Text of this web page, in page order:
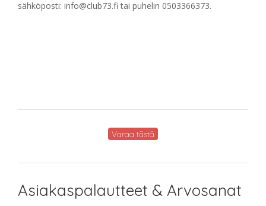
sähköposti: info@club73.fi tai puhelin 0503366373.
Varaa tästä
Asiakaspalautteet & Arvosanat